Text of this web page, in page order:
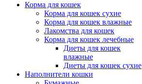
Корма для кошек
Корма для кошек сухие
Корма для кошек влажные
Лакомства для кошек
Корма для кошек лечебные
Диеты для кошек
влажные
Диеты для кошек сухие
Наполнители кошки